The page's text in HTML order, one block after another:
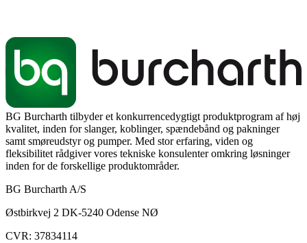
BG Burcharth tilbyder et konkurrencedygtigt produktprogram af høj
kvalitet, inden for slanger, koblinger, spændebånd og pakninger
samt smøreudstyr og pumper. Med stor erfaring, viden og
fleksibilitet rådgiver vores tekniske konsulenter omkring løsninger
inden for de forskellige produktområder.
BG Burcharth A/S
Østbirkvej 2 DK-5240 Odense NØ
CVR: 37834114